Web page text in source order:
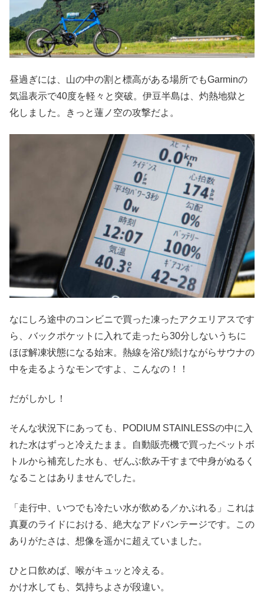
昼過ぎには、山の中の割と標高がある場所でもGarminの
気温表示で40度を軽々と突破。伊豆半島は、灼熱地獄と
化しました。きっと蓮ノ空の攻撃だよ。
なにしろ途中のコンビニで買った凍ったアクエリアスです
ら、バックポケットに入れて走ったら30分しないうちに
ほぼ解凍状態になる始末。熱線を浴び続けながらサウナの
中を走るようなモンですよ、こんなの！！
だがしかし！
そんな状況下にあっても、PODIUM STAINLESSの中に入
れた水はずっと冷えたまま。自動販売機で買ったペットボ
トルから補充した水も、ぜんぶ飲み干すまで中身がぬるく
なることはありませんでした。
「走行中、いつでも冷たい水が飲める／かぶれる」これは
真夏のライドにおける、絶大なアドバンテージです。この
ありがたさは、想像を遥かに超えていました。
ひと口飲めば、喉がキュッと冷える。
かけ水しても、気持ちよさが段違い。